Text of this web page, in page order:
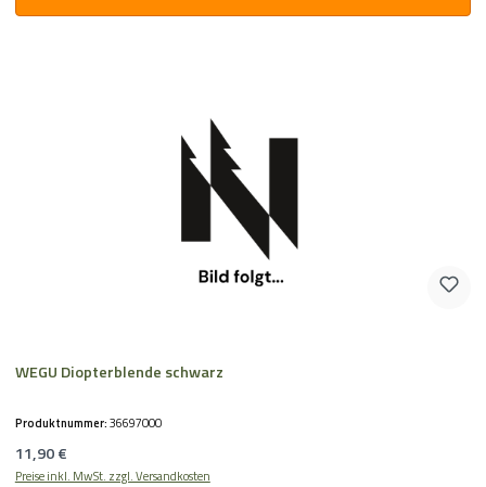
WEGU Diopterblende schwarz
Produktnummer:36697000
Regulärer Preis:
11,90 €
Preise inkl. MwSt. zzgl. Versandkosten